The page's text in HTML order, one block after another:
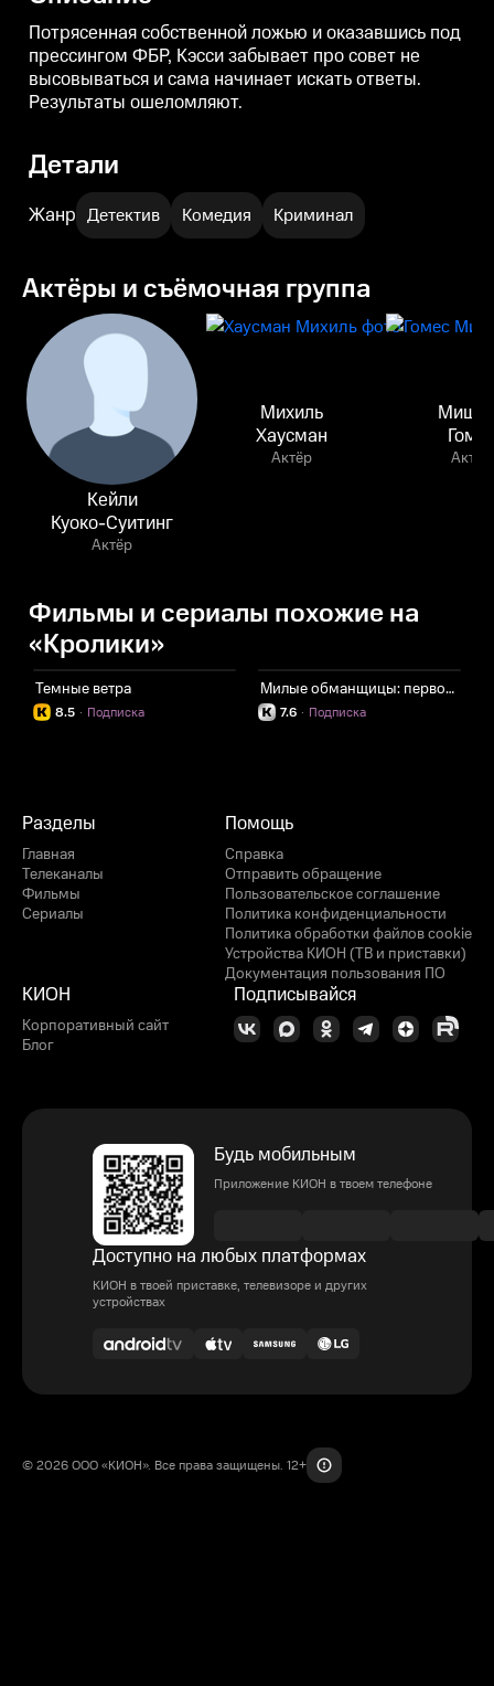
Потрясенная собственной ложью и оказавшись под
прессингом ФБР, Кэсси забывает про совет не
высовываться и сама начинает искать ответы.
Результаты ошеломляют.
Детали
Жанр Детектив Комедия Криминал
Актёры и съёмочная группа
Кейли
Куоко-Суитинг
Актёр
Михиль
Хаусман
Актёр Актёр
Фильмы и сериалы похожие на
«Кролики»
Темные ветра
8.5 Подписка
·
Милые обманщицы: первородный грех
7.6 Подписка
·
Разделы
Главная
Телеканалы
Фильмы
Сериалы
Помощь
Справка
Отправить обращение
Пользовательское соглашение
Политика конфиденциальности
Политика обработки файлов cookie
Устройства КИОН (ТВ и приставки)
Документация пользования ПО
КИОН
Корпоративный сайт
Блог
Подписывайся
Будь мобильным
Приложение КИОН в твоем телефоне
Доступно на любых платформах
КИОН в твоей приставке, телевизоре и других
устройствах
© 2026 ООО «КИОН». Все права защищены. 12+